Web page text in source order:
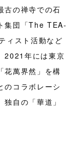
古の禅寺での石
集団「The TEA-
ィスト活動など
2021年には東京
花萬界然」を構
のコラボレーシ
自の「華道」